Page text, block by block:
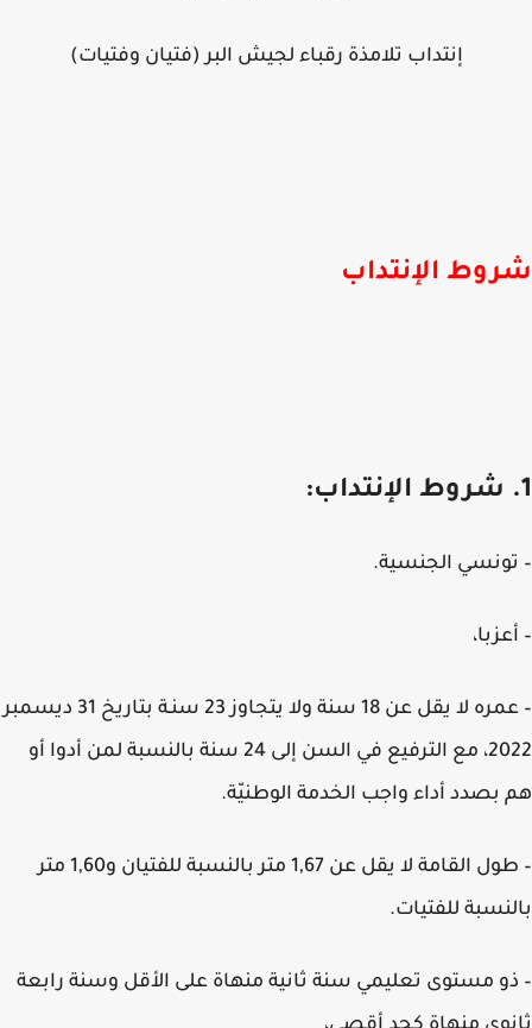
إنتداب تلامذة رقباء لجيش البر (فتيان وفتيات)
الإنتداب
الجنسية.
– عمره لا يقل عن 18 سنة ولا يتجاوز 23 سنـة بتاريخ 31 ديسمبر
2022، مع الترفيع في السن إلى 24 سنة بالنسبة لمن أدوا أو
بصدد أداء واجب الخدمة الوطنيّة.
– طول القامة لا يقل عن 1,67 متر بالنسبة للفتيان و1,60 متر
للفتيات.
مستوى تعليمي سنة ثانية منهاة على الأقلوسنة رابعة